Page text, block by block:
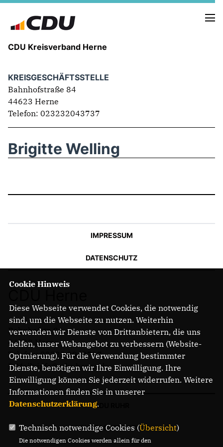
CDU Kreisverband Herne
KREISVORSTAND
VEREINIGUNGEN
Fraktion
FOTOS
KREISGESCHÄFTSSTELLE
Bahnhofstraße 84
44623 Herne
Telefon: 023232043737
Brigitte Welling
IMPRESSUM
DATENSCHUTZ
Bahnhofstr. 84
44623 Herne
Telefon: 02323 2043737
E-Mail: info@cdu-herne.de
CDU RUHR
LANDTAGSFRAKTION
Cookie Hinweis
Diese Webseite verwendet Cookies, die notwendig
sind, um die Webseite zu nutzen. Weiterhin
verwenden wir Dienste von Drittanbietern, die uns
helfen, unser Webangebot zu verbessern (Website-
Optmierung). Für die Verwendung bestimmter
Dienste, benötigen wir Ihre Einwilligung. Ihre
Einwilligung können Sie jederzeit widerrufen. Weitere
Informationen finden Sie in unserer
Datenschutzerklärung.
Technisch notwendige Cookies (Übersicht)
Die notwendigen Cookies werden allein für den